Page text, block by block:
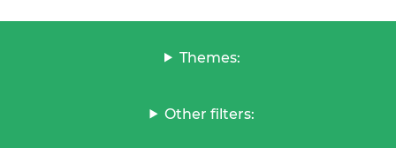
Themes:
Other filters: